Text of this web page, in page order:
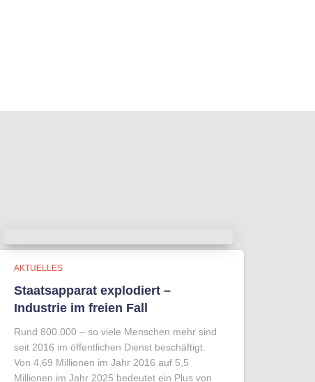
AKTUELLES
Staatsapparat explodiert –
Industrie im freien Fall
Rund 800.000 – so viele Menschen mehr sind
seit 2016 im öffentlichen Dienst beschäftigt.
Von 4,69 Millionen im Jahr 2016 auf 5,5
Millionen im Jahr 2025 bedeutet ein Plus von